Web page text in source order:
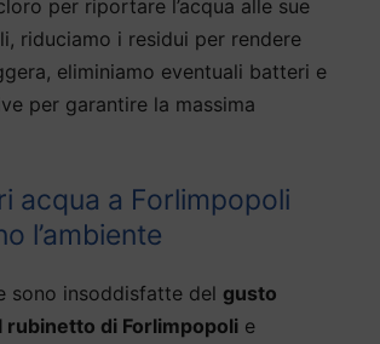
per riportare l’acqua alle sue
riduciamo i residui per rendere
eliminiamo eventuali batteri e
per garantire la massima
acqua a Forlimpopoli
l’ambiente
sono insoddisfatte del gusto
rubinetto di Forlimpopoli e